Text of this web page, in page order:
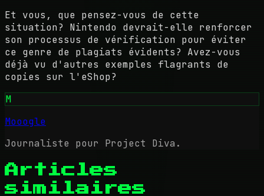
Et vous, que pensez-vous de cette
situation? Nintendo devrait-elle renforcer
son processus de vérification pour éviter
ce genre de plagiats évidents? Avez-vous
déjà vu d'autres exemples flagrants de
copies sur l'eShop?
M
Mooogle
Journaliste pour Project Diva.
Articles
similaires